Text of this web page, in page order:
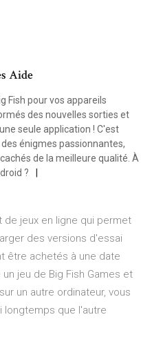
Aide
Fish pour vos appareils
des nouvelles sorties et
seule application ! C'est
énigmes passionnantes,
de la meilleure qualité. À
?
de jeux en ligne qui permet
des versions d'essai
être achetés à une date
jeu de Big Fish Games et
un autre ordinateur, vous
longtemps que l'autre